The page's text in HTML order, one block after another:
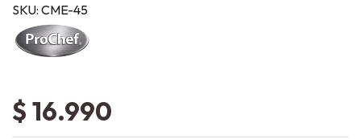
SKU: CME-45
$ 16.990